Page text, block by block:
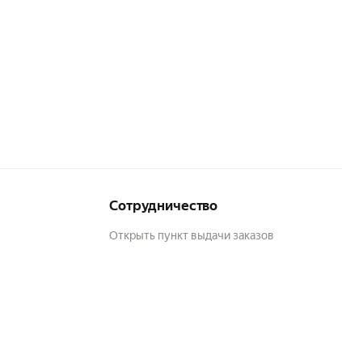
Сотрудничество
Открыть пункт выдачи заказов